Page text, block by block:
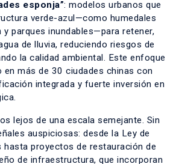
esponja”: modelos urbanos que
verde-azul—como humedales
y parques inundables—para retener,
de lluvia, reduciendo riesgos de
la calidad ambiental. Este enfoque
en más de 30 ciudades chinas con
integrada y fuerte inversión en
lejos de una escala semejante. Sin
auspiciosas: desde la Ley de
hasta proyectos de restauración de
de infraestructura, que incorporan